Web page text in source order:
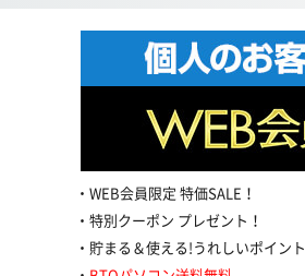
WEB会員限定 特価SALE！
特別クーポン プレゼント！
貯まる＆使える!うれしいポイント